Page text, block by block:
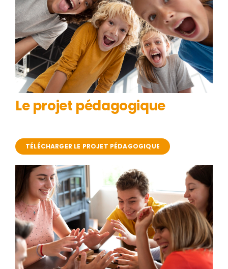
Le projet pédagogique
TÉLÉCHARGER LE PROJET PÉDAGOGIQUE